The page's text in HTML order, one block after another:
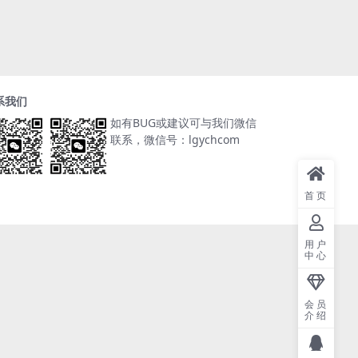
我们
如有BUG或建议可与我们微信
联系，微信号：lgychcom
首页
用户
中心
会员
介绍